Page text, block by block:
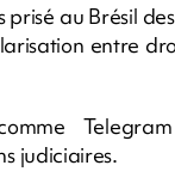
au Brésil
entre
judiciaires.